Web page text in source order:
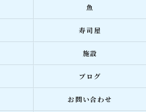
魚
寿司屋
施設
ブログ
お問い合わせ